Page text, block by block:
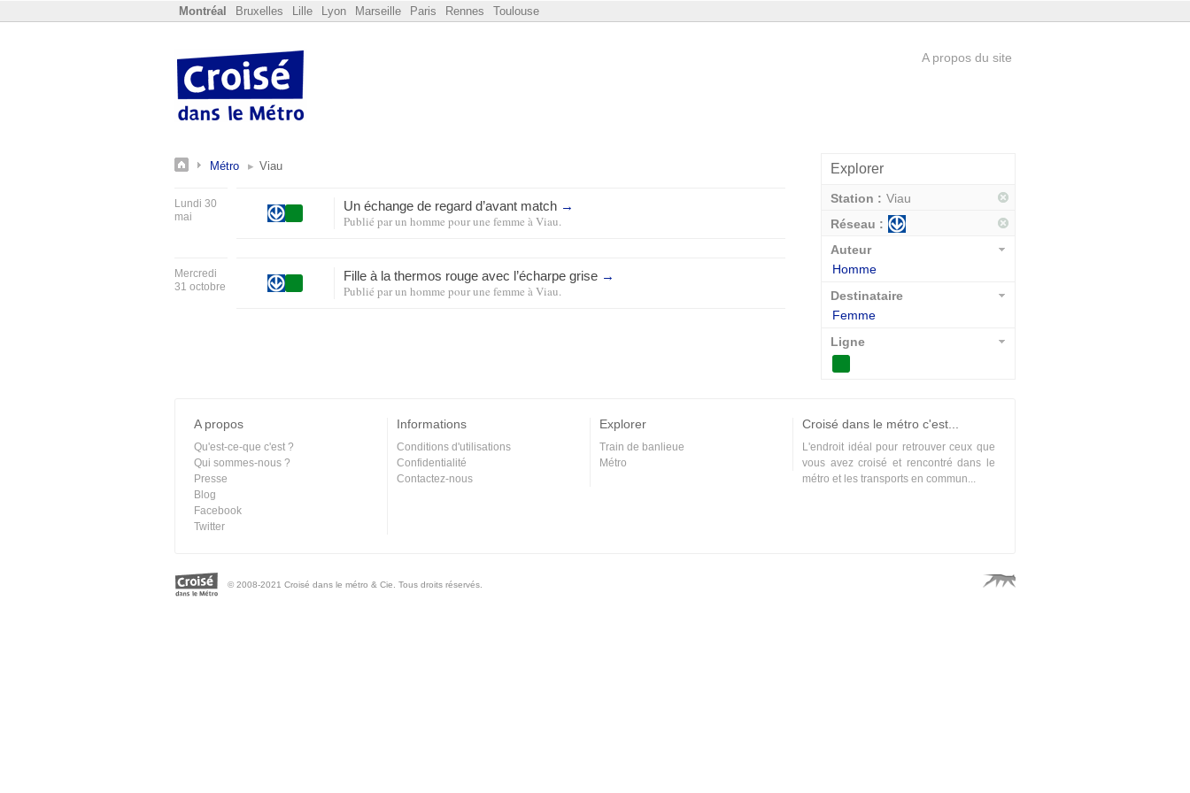
Montréal Bruxelles Lille Lyon Marseille Paris Rennes Toulouse
A propos du site
Métro Viau
Lundi 30
mai
Un échange de regard d’avant match →
Publié parun homme pour une femme àViau.
Mercredi
31 octobre
Fille à la thermos rouge avec l’écharpe grise →
Publié parun homme pour une femme àViau.
Explorer
Station : Viau
Réseau :
Auteur
Homme
Destinataire
Femme
Ligne
A propos
Qu'est-ce-que c'est ?
Qui sommes-nous ?
Presse
Blog
Facebook
Twitter
Informations
Conditions d'utilisations
Confidentialité
Contactez-nous
Explorer
Train de banlieue
Métro
Croisé dans le métro c'est...
L'endroit idéal pour retrouver ceux que
vous avez croisé et rencontré dans le
métro et les transports en commun...
© 2008-2021 Croisé dans le métro & Cie. Tous droits réservés.